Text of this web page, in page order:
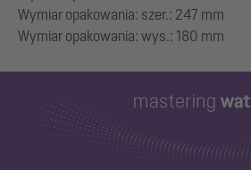
Wymiar opakowania: szer.: 247 mm